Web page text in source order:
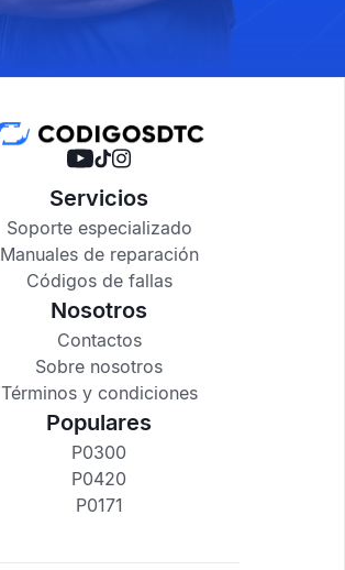
Servicios
Soporte especializado
Manuales de reparación
Códigos de fallas
Nosotros
Contactos
Sobre nosotros
Términos y condiciones
Populares
P0300
P0420
P0171